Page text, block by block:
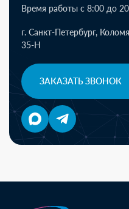
Время работы с 8:00 до
г. Санкт-Петербург,
35-Н
ЗАКАЗАТЬ ЗВОНОК